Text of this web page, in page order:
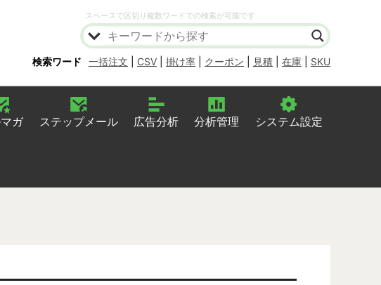
スペースで区切り複数ワードでの検索が可能です
検索ワード 一括注文 CSV 掛け率 クーポン 見積 在庫 SKU
ガ ステップメール 広告分析 分析管理 システム設定